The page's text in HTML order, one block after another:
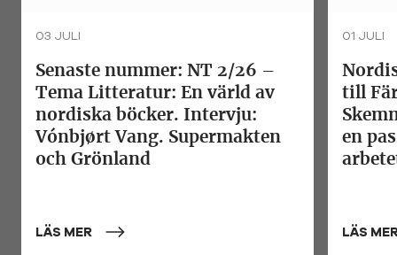
03 JULI
Senaste nummer: NT 2/26 –
Tema Litteratur: En värld av
nordiska böcker. Intervju:
Vónbjørt Vang. Supermakten
och Grönland
LÄS MER
01 JULI
till
en
LÄS